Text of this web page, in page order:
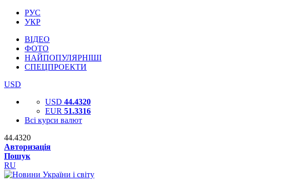
РУС
УКР
ВІДЕО
ФОТО
НАЙПОПУЛЯРНІШІ
СПЕЦПРОЕКТИ
USD
USD 44.4320
EUR 51.3316
Всі курси валют
44.4320
Авторизація
Пошук
RU